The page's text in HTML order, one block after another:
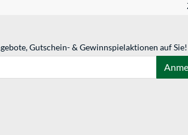
Gutschein- & Gewinnspielaktionen auf Sie!